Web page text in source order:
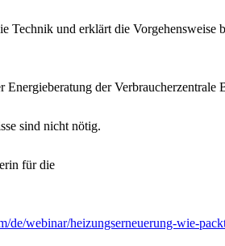
Technik und erklärt die
der Verbraucherzentrale
sind nicht nötig.
für die
de/webinar/heizungserneuerung-wie-